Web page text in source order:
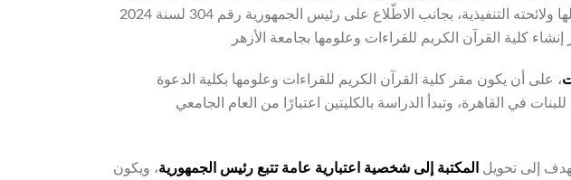
وعلى قانون رقم 103 لسنة 1961، بشأن إعادة تنظيم الأزهر والهيئات التي يشملها ولائحته التنفيذية، بجانب الاطّلاع على رئيس الجمهورية رقم 304 لسنة 2024
، على أن يكون مقر كلية القرآن الكريم للقراءات وعلومها بكلية الدعوة
في القاهرة، وتبدأ الدراسة بالكليتين اعتبارًا من العام الجامعي
إلى تحويل المكتبة إلى شخصية اعتبارية عامة تتبع رئيس الجمهورية، ويكون